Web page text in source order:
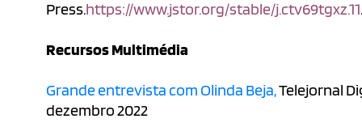
Press.https://www.jstor.org/stable/j.ctv69tgxz.11.
Recursos Multimédia
Grande entrevista com Olinda Beja,Telejornal
dezembro 2022